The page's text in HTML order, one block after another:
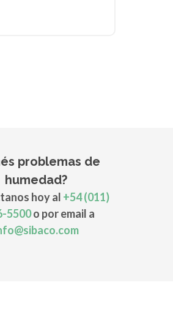
problemas de
humedad?
hoy al +54 (011)
5500o por email a